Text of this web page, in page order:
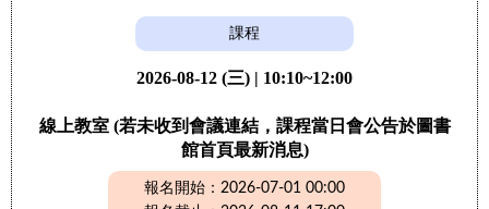
課程
2026-08-12 (三) | 10:10~12:00
線上教室 (若未收到會議連結，課程當日會公告於圖書
館首頁最新消息)
報名開始：2026-07-01 00:00